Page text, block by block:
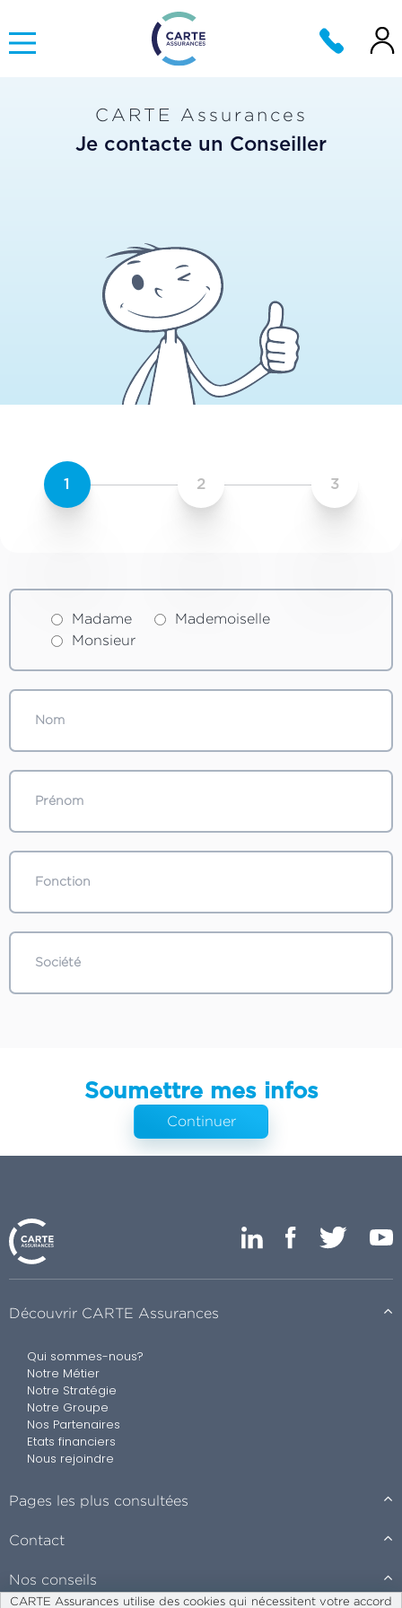
CARTE Assurances
Je contacte un Conseiller
1 2 3
Madame
Mademoiselle
Monsieur
Soumettre mes infos
Continuer
Découvrir CARTE Assurances
Qui sommes-nous?
Notre Métier
Notre Stratégie
Notre Groupe
Nos Partenaires
Etats financiers
Nous rejoindre
Pages les plus consultées
Contact
Nos conseils
CARTE Assurances utilise des cookies qui nécessitent votre accord